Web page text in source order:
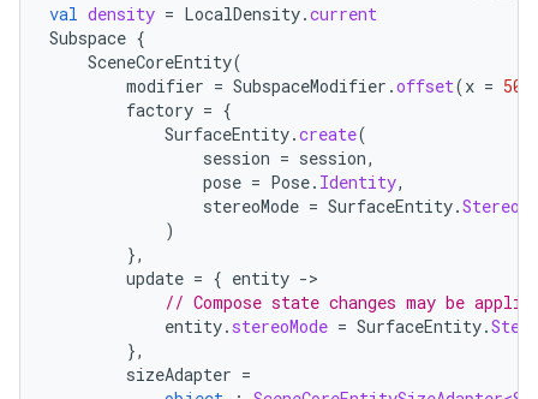
val density = LocalDensity.current
Subspace {
SceneCoreEntity(
modifier = SubspaceModifier .offset(x = 50.
factory = {
SurfaceEntity.create(
session = session,
pose = Pose. Identity,
stereoMode = SurfaceEntity.
)
},
update = { entity -
// Compose state changes may be
entity. stereoMode = SurfaceEntity.
},
sizeAdapter =